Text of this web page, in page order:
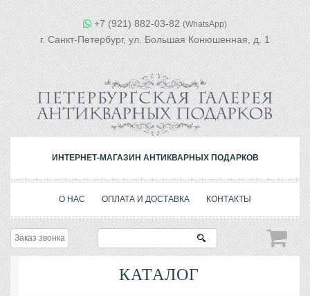
+7 (921) 882-03-82 (WhatsApp)
г. Санкт-Петербург, ул. Большая Конюшенная, д. 1
ИНТЕРНЕТ-МАГАЗИН АНТИКВАРНЫХ ПОДАРКОВ
О НАС ОПЛАТА И ДОСТАВКА КОНТАКТЫ
Заказ звонка
КАТАЛОГ